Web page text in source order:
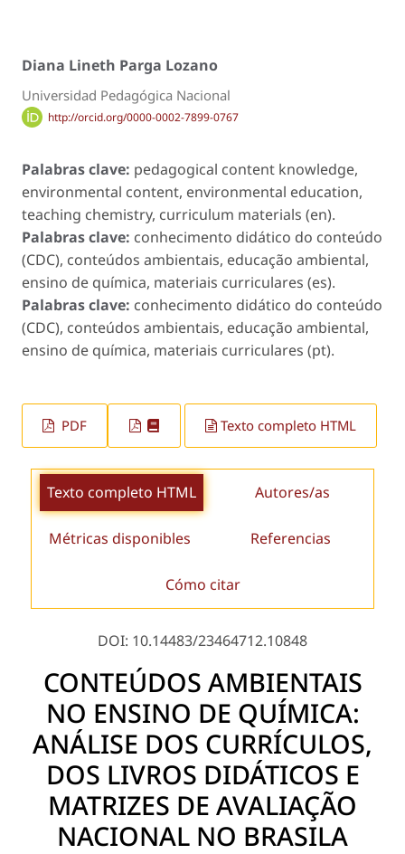
Diana Lineth Parga Lozano
Universidad Pedagógica Nacional
http://orcid.org/0000-0002-7899-0767
Palabras clave: pedagogical content knowledge,
environmental content, environmental education,
teaching chemistry, curriculum materials (en).
Palabras clave: conhecimento didático do conteúdo
(CDC), conteúdos ambientais, educação ambiental,
ensino de química, materiais curriculares (es).
Palabras clave: conhecimento didático do conteúdo
(CDC), conteúdos ambientais, educação ambiental,
ensino de química, materiais curriculares (pt).
PDF Texto completo HTML
Texto completo HTML Autores/as
Métricas disponibles Referencias
Cómo citar
DOI: 10.14483/23464712.10848
CONTEÚDOS AMBIENTAIS
NO ENSINO DE QUÍMICA:
ANÁLISE DOS CURRÍCULOS,
DOS LIVROS DIDÁTICOS E
MATRIZES DE AVALIAÇÃO
NACIONAL NO BRASILA